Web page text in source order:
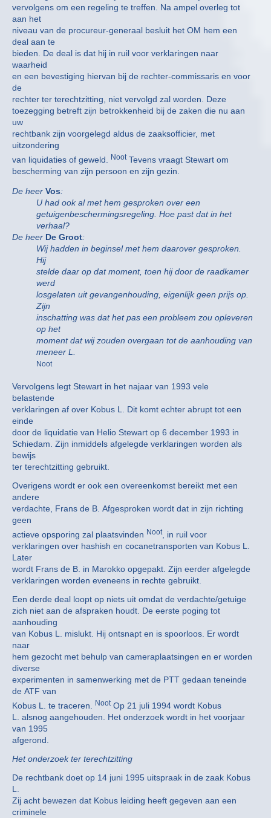
vervolgens om een regeling te treffen. Na ampel overleg tot
aan het
niveau van de procureur-generaal besluit het OM hem een
deal aan te
bieden. De deal is dat hij in ruil voor verklaringen naar
waarheid
en een bevestiging hiervan bij de rechter-commissaris en voor
de
rechter ter terechtzitting, niet vervolgd zal worden. Deze
toezegging betreft zijn betrokkenheid bij de zaken die nu aan
uw
rechtbank zijn voorgelegd aldus de zaaksofficier, met
uitzondering
van liquidaties of geweld. NootTevens vraagt Stewart om
bescherming van zijn persoon en zijn gezin.
De heer Vos:
U had ook al met hem gesproken over een
getuigenbeschermingsregeling. Hoe past dat in het
verhaal?
De heer De Groot:
Wij hadden in beginsel met hem daarover gesproken.
Hij
stelde daar op dat moment, toen hij door de raadkamer
werd
losgelaten uit gevangenhouding, eigenlijk geen prijs op.
Zijn
inschatting was dat het pas een probleem zou opleveren
op het
moment dat wij zouden overgaan tot de aanhouding van
meneer L.
Noot
Vervolgens legt Stewart in het najaar van 1993 vele
belastende
verklaringen af over Kobus L. Dit komt echter abrupt tot een
einde
door de liquidatie van Helio Stewart op 6 december 1993 in
Schiedam. Zijn inmiddels afgelegde verklaringen worden als
bewijs
ter terechtzitting gebruikt.
Overigens wordt er ook een overeenkomst bereikt met een
andere
verdachte, Frans de B. Afgesproken wordt dat in zijn richting
geen
actieve opsporing zal plaatsvinden Noot, in ruil voor
verklaringen over hashish en cocanetransporten van Kobus L.
Later
wordt Frans de B. in Marokko opgepakt. Zijn eerder afgelegde
verklaringen worden eveneens in rechte gebruikt.
Een derde deal loopt op niets uit omdat de verdachte/getuige
zich niet aan de afspraken houdt. De eerste poging tot
aanhouding
van Kobus L. mislukt. Hij ontsnapt en is spoorloos. Er wordt
naar
hem gezocht met behulp van cameraplaatsingen en er worden
diverse
experimenten in samenwerking met de PTT gedaan teneinde
de ATF van
Kobus L. te traceren. NootOp 21 juli 1994 wordt Kobus
L. alsnog aangehouden. Het onderzoek wordt in het voorjaar
van 1995
afgerond.
Het onderzoek ter terechtzitting
De rechtbank doet op 14 juni 1995 uitspraak in de zaak Kobus
L.
Zij acht bewezen dat Kobus leiding heeft gegeven aan een
criminele